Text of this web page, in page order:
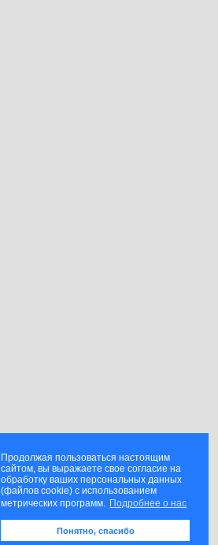
Продолжая пользоваться настоящим
сайтом, вы выражаете свое согласие на
обработку ваших персональных данных
(файлов cookie) с использованием
метрических программ. Подробнее о нас
Понятно, спасибо